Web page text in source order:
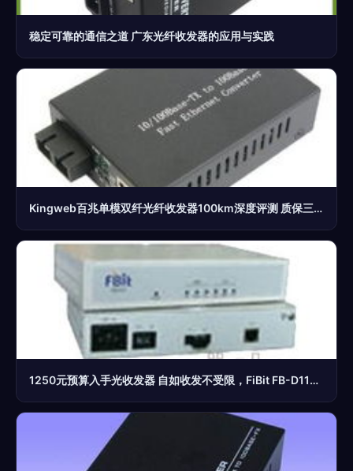
稳定可靠的通信之道 广东光纤收发器的应用与实践
Kingweb百兆单模双纤光纤收发器100km深度评测 质保三年是否真能放心用？
1250元预算入手光收发器 自如收发不受限，FiBit FB-D11SF-40自费体验